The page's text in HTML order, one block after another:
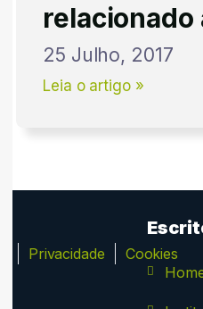
relacionado
25 Julho, 2017
Leia o artigo »
Privacidade Cookies